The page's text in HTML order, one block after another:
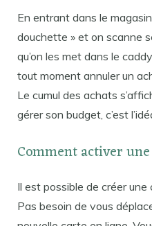
En entrant dans le
douchette » et on scanne
qu’on les met dans le
tout moment annuler un
Le cumul des achats
gérer son budget, c’est
Comment activer
Il est possible de créer
Pas besoin de vous